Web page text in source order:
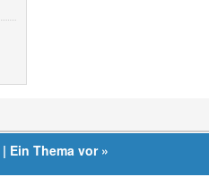
| Ein Thema vor»